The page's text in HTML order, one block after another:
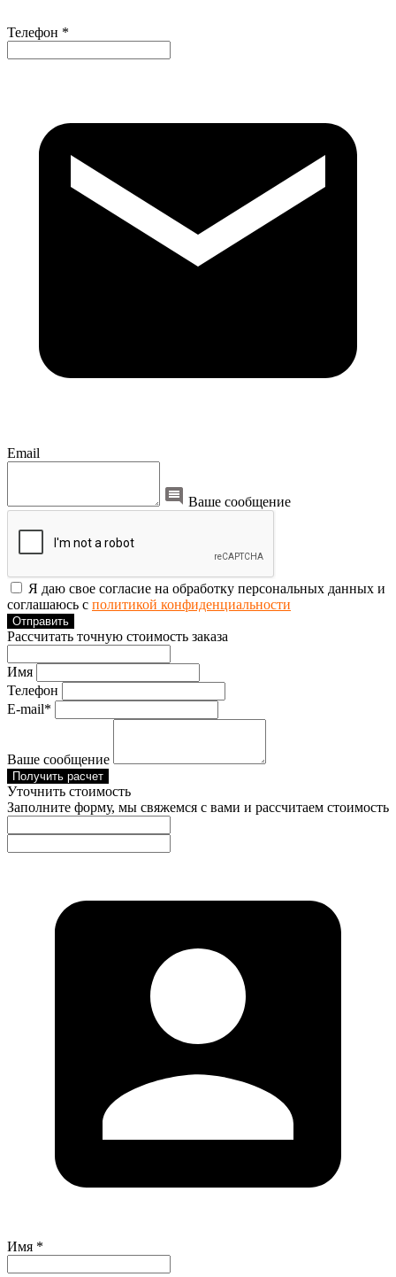
Телефон *
Email
Ваше сообщение
Я даю свое согласие на обработку персональных данных и
соглашаюсь с политикой конфиденциальности
Отправить
Рассчитать точную стоимость заказа
Имя
Телефон
E-mail*
Ваше сообщение
Получить расчет
Уточнить стоимость
Заполните форму, мы свяжемся с вами и рассчитаем стоимость
Имя *